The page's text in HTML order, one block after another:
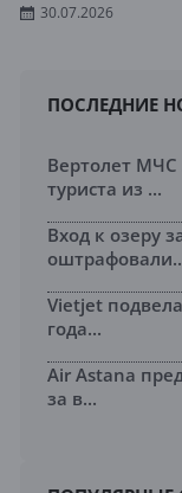
30.07.2026
ПОСЛЕДНИЕ
Вертолет МЧС
туриста из ...
Вход к озеру
Vietjet
года...
Air Astana
за в...